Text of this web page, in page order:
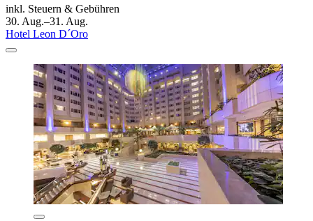
inkl. Steuern & Gebühren
30. Aug.–31. Aug.
Hotel Leon D´Oro